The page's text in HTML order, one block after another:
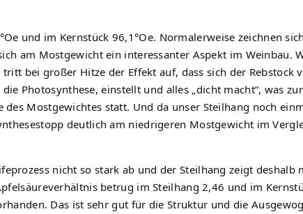
und im Kernstück 96,1°Oe. Normalerweise zeichnen
am Mostgewicht ein interessanter Aspekt im Weinbau.
bei großer Hitze der Effekt auf, dass sich der Rebstock
Photosynthese, einstellt und alles „dicht macht“, was
Mostgewichtes statt. Und da unser Steilhang noch
deutlich am niedrigeren Mostgewicht im
nicht so stark ab und der Steilhang zeigt deshalb
betrug im Steilhang 2,46 und im
Das ist sehr gut für die Struktur und die